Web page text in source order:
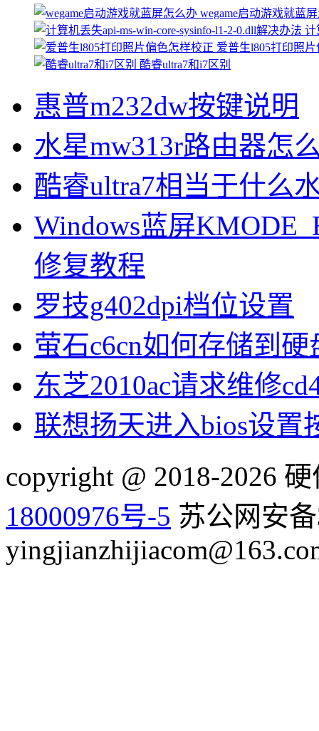
wegame启动游戏就蓝
计
爱普生l805打印照
酷睿ultra7和i7区别
惠普m232dw按键说明
水星mw313r路由器怎
酷睿ultra7相当于什么
Windows蓝屏
修复教程
罗技g402dpi档位设置
萤石c6cn如何存储到硬
东芝2010ac请求维修
联想扬天进入bios设置
copyright @ 2018-2026
18000976号-5 苏公网安